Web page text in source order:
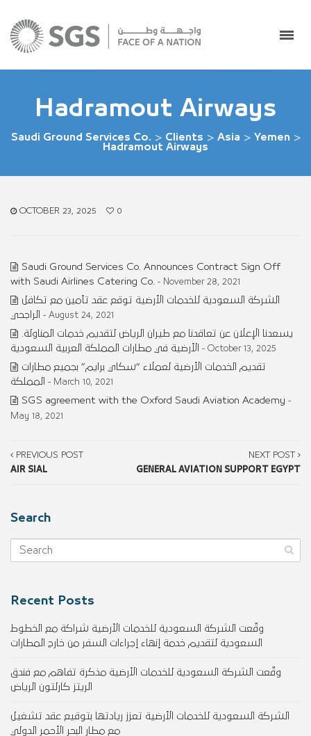
Hadramout Airways
Saudi Ground Services Co. > Clients > Asia > Yemen >
Hadramout Airways
OCTOBER 23, 2025 0
Saudi Ground Services Co. Announces Contract Sign Off
with Saudi Airlines Catering Co. - November 28, 2021
الشركة السعودية للخدمات الأرضية توقع عقد تأمين مع تكافل
الراجحي
- August 24, 2021
الأرضية في مطارات المملكة العربية السعودية
- October 13, 2025
تقديم الخدمات الأرضية لعملاء “سكاي برايم” بجميع مطارات
المملكة
- March 10, 2021
SGS agreement with the Oxford Saudi Aviation Academy -
May 18, 2021
PREVIOUS POST
AIR SIAL
NEXT POST
GENERAL AVIATION SUPPORT EGYPT
Search
Recent Posts
وقّعت الشركة السعودية للخدمات الأرضية شراكة مع الخطوط
السعودية لتقديم خدمة إنهاء إجراءات السفر من خارج المطارات
وقّعت الشركة السعودية للخدمات الأرضية مذكرة تفاهم مع فندق
الريتز كارلتون الرياض
الشركة السعودية للخدمات الأرضية تعزز ريادتها بتوقيع عقد تشغيل
مع مطار البحر الأحمر الدولي